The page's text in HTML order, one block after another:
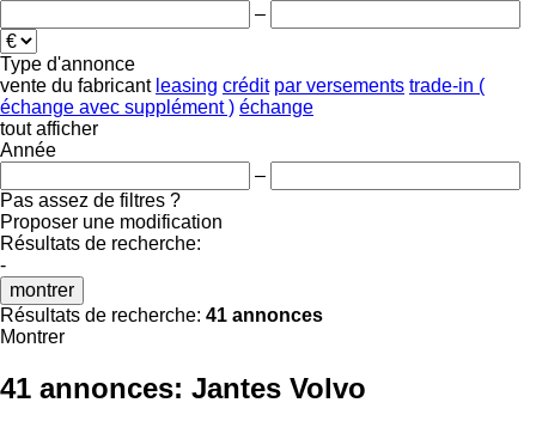
–
Type d'annonce
vente du fabricant leasing crédit par versements trade-in (
échange avec supplément ) échange
tout afficher
Année
–
Pas assez de filtres ?
Proposer une modification
Résultats de recherche:
-
montrer
Résultats de recherche: 41 annonces
Montrer
41 annonces: Jantes Volvo